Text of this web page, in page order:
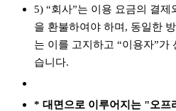
5) “회사”는 이용 요금의 결
을 환불하여야 하며, 동일한
는 이를 고지하고 “이용자”가
습니다.
* 대면으로 이루어지는 "오프